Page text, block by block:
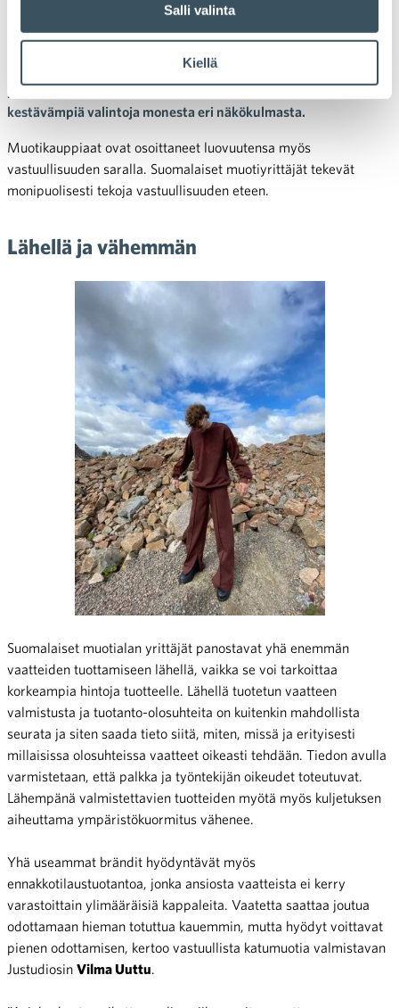
Salli valinta
Kiellä
kuormitus, jätemäärät ja haastavat tuotannon olosuhteet.
Suomessa yhä useampi muotialan yrittäjä pitää vastuullisuutta
yritystoiminnan ensisijaisena lähtökohtana ja haluaa tehdä
kestävämpiä valintoja monesta eri näkökulmasta.
Muotikauppiaat ovat osoittaneet luovuutensa myös
vastuullisuuden saralla. Suomalaiset muotiyrittäjät tekevät
monipuolisesti tekoja vastuullisuuden eteen.
Lähellä ja vähemmän
Suomalaiset muotialan yrittäjät panostavat yhä enemmän
vaatteiden tuottamiseen lähellä, vaikka se voi tarkoittaa
korkeampia hintoja tuotteelle. Lähellä tuotetun vaatteen
valmistusta ja tuotanto-olosuhteita on kuitenkin mahdollista
seurata ja siten saada tieto siitä, miten, missä ja erityisesti
millaisissa olosuhteissa vaatteet oikeasti tehdään. Tiedon avulla
varmistetaan, että palkka ja työntekijän oikeudet toteutuvat.
Lähempänä valmistettavien tuotteiden myötä myös kuljetuksen
aiheuttama ympäristökuormitus vähenee.
Yhä useammat brändit hyödyntävät myös
ennakkotilaustuotantoa, jonka ansiosta vaatteista ei kerry
varastoittain ylimääräisiä kappaleita. Vaatetta saattaa joutua
odottamaan hieman totuttua kauemmin, mutta hyödyt voittavat
pienen odottamisen, kertoo vastuullista katumuotia valmistavan
Justudiosin Vilma Uuttu.